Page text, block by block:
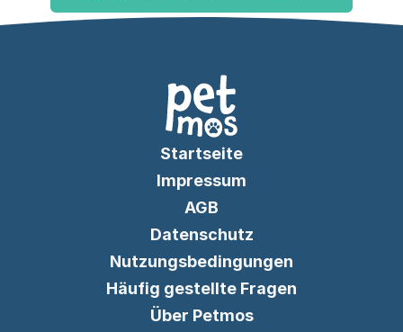
Startseite
Impressum
AGB
Datenschutz
Nutzungsbedingungen
Häufig gestellte Fragen
Über Petmos